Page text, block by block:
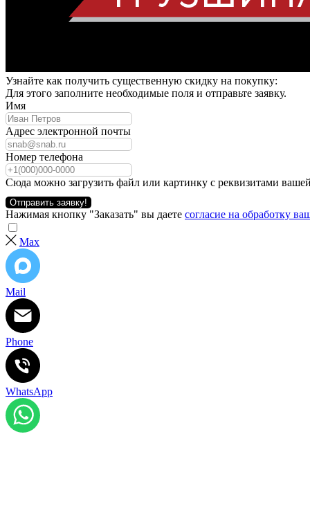
Узнайте как получить существенную скидку на покупку:
Для этого заполните необходимые поля и отправьте заявку.
Имя
Адрес электронной почты
Номер телефона
Сюда можно загрузить файл или картинку с реквизитами
Отправить заявку!
Нажимая кнопку "Заказать" вы даете согласие на обработку
Max
Mail
Phone
WhatsApp